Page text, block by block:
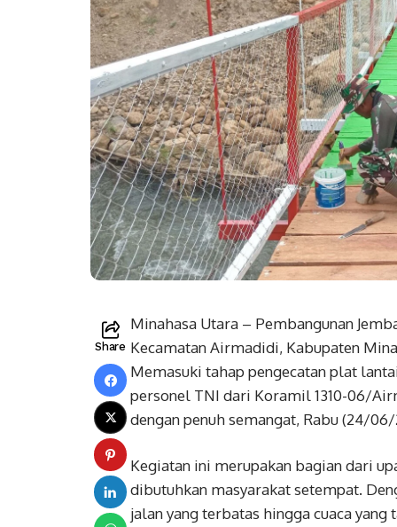
Share
Minahasa Utara – Pembangunan
Kecamatan Airmadidi, Kabupaten
Memasuki tahap pengecatan plat
personel TNI dari Koramil 1310-06/
dengan penuh semangat, Rabu (24/
Kegiatan ini merupakan bagian dari
dibutuhkan masyarakat setempat.
jalan yang terbatas hingga cuaca